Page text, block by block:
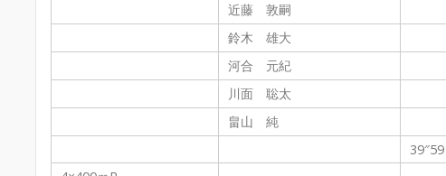
近藤 敦嗣
鈴木 雄大
河合 元紀
川面 聡太
畠山 純
39″59